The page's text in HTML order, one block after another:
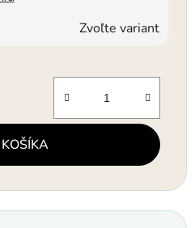
Zvoľte variant